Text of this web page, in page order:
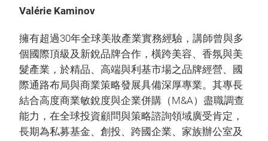
Valérie Kaminov
擁有超過30年全球美妝產業實務經驗，講師曾與多
個國際頂級及新銳品牌合作，橫跨美容、香氛與美
髮產業，於精品、高端與利基市場之品牌經營、國
際通路布局與商業策略發展具備深厚專業。其專長
結合高度商業敏銳度與企業併購（M&A）盡職調查
能力，在全球投資顧問與策略諮詢領域廣受肯定，
長期為私募基金、創投、跨國企業、家族辦公室及